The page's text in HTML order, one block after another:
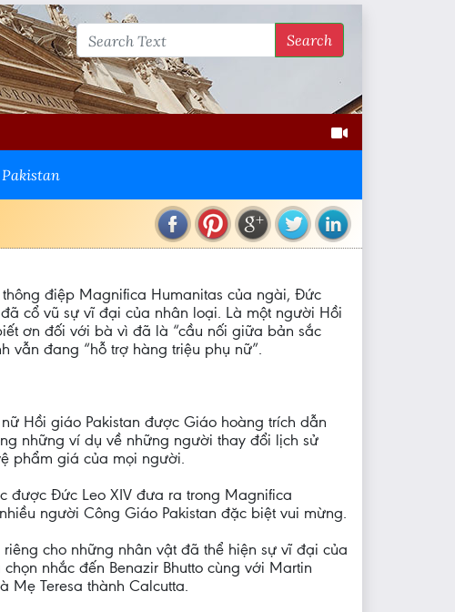
Search
điệp Magnifica Humanitas của ngài, Đức
cổ vũ sự vĩ đại của nhân loại. Là một người Hồi
ơn đối với bà vì đã là “cầu nối giữa bản sắc
vẫn đang “hỗ trợ hàng triệu phụ nữ”.
Hồi giáo Pakistan được Giáo hoàng trích dẫn
những ví dụ về những người thay đổi lịch sử
phẩm giá của mọi người.
được Đức Leo XIV đưa ra trong Magnifica
người Công Giáo Pakistan đặc biệt vui mừng.
cho những nhân vật đã thể hiện sự vĩ đại của
nhắc đến Benazir Bhutto cùng với Martin
Mẹ Teresa thành Calcutta.